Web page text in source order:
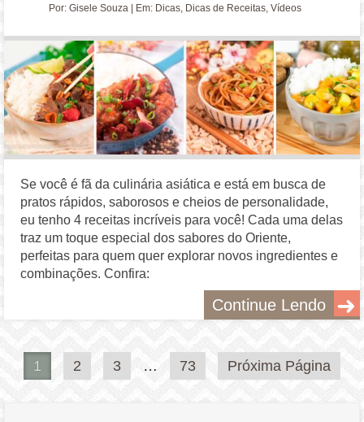
Por:Gisele Souza | Em: Dicas Dicas de Receitas ,Vídeos
Se você é fã da culinária asiática e está em busca de
pratos rápidos, saborosos e cheios de personalidade,
eu tenho 4 receitas incríveis para você! Cada uma delas
traz um toque especial dos sabores do Oriente,
perfeitas para quem quer explorar novos ingredientes e
combinações. Confira:
Continue Lendo
Paginação
1 2 3 … 73 Próxima Página